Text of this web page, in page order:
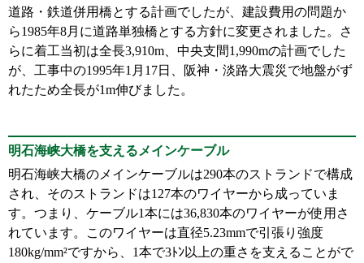
道路・鉄道併用橋とする計画でしたが、建設費用の問題か
ら1985年8月に道路単独橋とする方針に変更されました。さ
らに着工当初は全長3,910m、中央支間1,990mの計画でした
が、工事中の1995年1月17日、阪神・淡路大震災で地盤がず
れたため全長が1m伸びました。
明石海峡大橋を支えるメインケーブル
明石海峡大橋のメインケーブルは290本のストランドで構成
され、そのストランドは127本のワイヤーから成っていま
す。つまり、ケーブル1本には36,830本のワイヤーが使用さ
れています。このワイヤーは直径5.23mmで引張り強度
180kg/mm²ですから、1本で3ﾄﾝ以上の重さを支えることがで